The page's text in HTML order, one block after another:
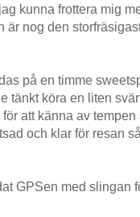
kunna frottera mig
är nog den
på en timme
tänkt köra en liten
att känna av
och klar för resan
GPSen med slingan